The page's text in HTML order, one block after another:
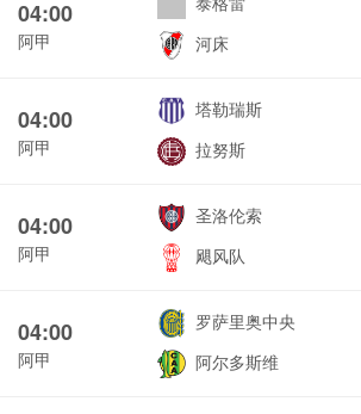
04:00
阿甲
河床
04:00
阿甲
塔勒瑞斯
拉努斯
04:00
阿甲
圣洛伦索
飓风队
04:00
阿甲
罗萨里奥中央
阿尔多斯维